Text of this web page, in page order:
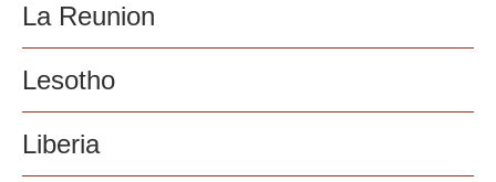
La Reunion
Lesotho
Liberia